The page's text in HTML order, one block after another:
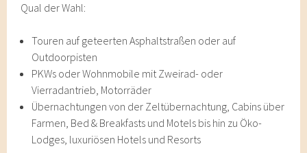
Qual der Wahl:
Touren auf geteerten Asphaltstraßen oder auf
Outdoorpisten
PKWs oder Wohnmobile mit Zweirad- oder
Vierradantrieb, Motorräder
Übernachtungen von der Zeltübernachtung, Cabins über
Farmen, Bed & Breakfasts und Motels bis hin zu Öko-
Lodges, luxuriösen Hotels und Resorts